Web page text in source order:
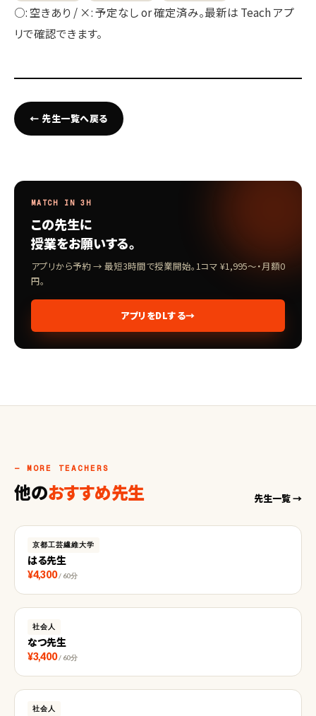
○: 空きあり / ×: 予定なし or 確定済み。最新は Teach アプ
リで確認できます。
← 先生一覧へ戻る
MATCH IN 3H
この先生に
授業をお願いする。
アプリから予約 → 最短3時間で授業開始。1コマ ¥1,995〜・月額0
円。
アプリをDLする→
— MORE TEACHERS
他のおすすめ先生 先生一覧 →
京都工芸繊維大学
はる先生
¥4,300 / 60分
社会人
なつ先生
¥3,400 / 60分
社会人